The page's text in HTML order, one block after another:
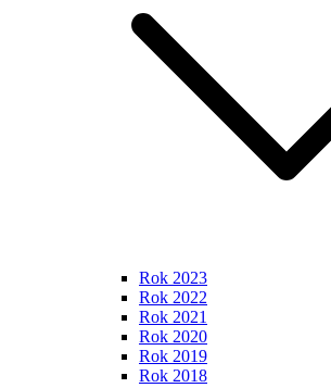
Rok 2023
Rok 2022
Rok 2021
Rok 2020
Rok 2019
Rok 2018